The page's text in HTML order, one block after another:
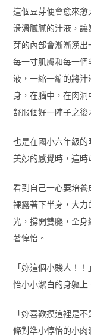
這個豆芽便會愈來
滑滑膩膩的汁液，
芽的內部會漸漸湧
每一寸肌膚和每一
液，一縮一縮的將
身，在腦中，在肉
舒服個好一陣子之後
也是在國小六年級
美妙的感覺時，這時
看到自己一心要培養
裸露著下半身，大
光，撐開雙腿，全
著惇怡。
「妳這個小賤人！
怡小小潔白的身軀上
「妳喜歡摸這裡是
條對準小惇怡的小肉